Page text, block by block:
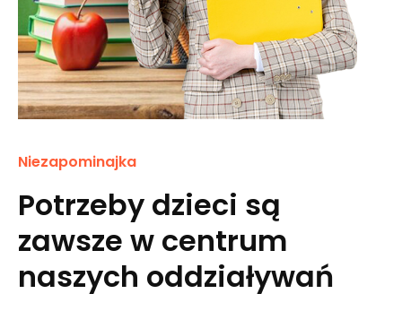
Niezapominajka
Potrzeby dzieci są
zawsze w centrum
naszych oddziaływań